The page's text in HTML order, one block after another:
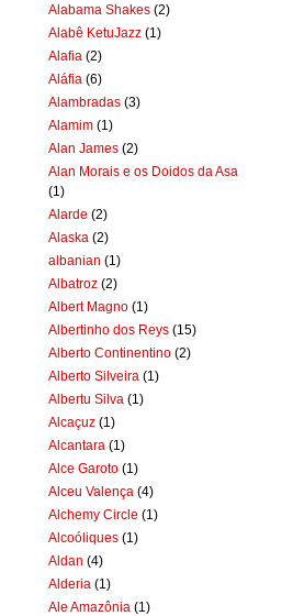
Alabama Shakes (2)
Alabê KetuJazz (1)
Alafia (2)
Aláfia (6)
Alambradas (3)
Alamim (1)
Alan James (2)
Alan Morais e os Doidos da Asa
(1)
Alarde (2)
Alaska (2)
albanian (1)
Albatroz (2)
Albert Magno (1)
Albertinho dos Reys (15)
Alberto Continentino (2)
Alberto Silveira (1)
Albertu Silva (1)
Alcaçuz (1)
Alcantara (1)
Alce Garoto (1)
Alceu Valença (4)
Alchemy Circle (1)
Alcoóliques (1)
Aldan (4)
Alderia (1)
Ale Amazônia (1)